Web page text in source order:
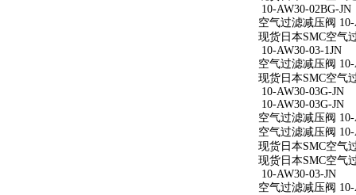
10-AW30-02BG-JN
空气过滤减压阀 10-
现货日本SMC空气
10-AW30-03-1JN
空气过滤减压阀 10-
现货日本SMC空气
10-AW30-03G-JN
10-AW30-03G-JN
空气过滤减压阀 10-
空气过滤减压阀 10-
现货日本SMC空气
现货日本SMC空气
10-AW30-03-JN
空气过滤减压阀 10-